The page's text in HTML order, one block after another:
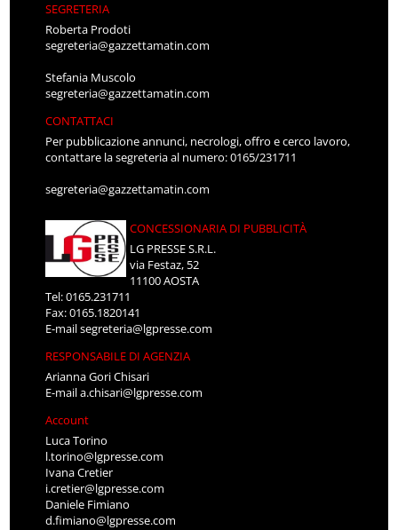
SEGRETERIA
Roberta Prodoti
segreteria@gazzettamatin.com
Stefania Muscolo
segreteria@gazzettamatin.com
CONTATTACI
Per pubblicazione annunci, necrologi, offro e cerco lavoro,
contattare la segreteria al numero: 0165/231711
segreteria@gazzettamatin.com
CONCESSIONARIA DI PUBBLICITÀ
LG PRESSE S.R.L.
via Festaz, 52
11100 AOSTA
Tel: 0165.231711
Fax: 0165.1820141
E-mailsegreteria@lgpresse.com
RESPONSABILE DI AGENZIA
Arianna Gori Chisari
E-maila.chisari@lgpresse.com
Account
Luca Torino
l.torino@lgpresse.com
Ivana Cretier
i.cretier@lgpresse.com
Daniele Fimiano
d.fimiano@lgpresse.com